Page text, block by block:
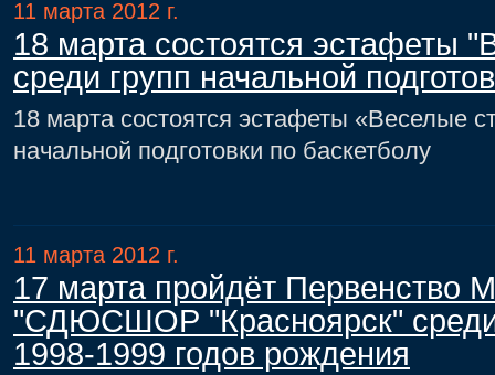
11 марта 2012 г.
18 марта состоятся эстафеты
среди групп начальной
18 марта состоятся эстафеты «Веселые
начальной подготовки по баскетболу
11 марта 2012 г.
17 марта пройдёт
"СДЮСШОР "Красноярск"
1998-1999 годов рождения